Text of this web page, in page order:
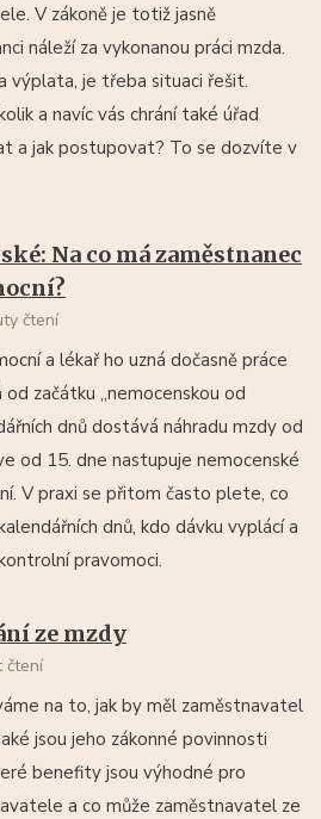
V zákoně je totiž jasně
náleží za vykonanou práci mzda.
výplata, je třeba situaci řešit.
a navíc vás chrání také úřad
a jak postupovat? To se dozvíte v
Na co má zaměstnanec
čtení
a lékař ho uzná dočasně práce
začátku „nemocenskou od
dnů dostává náhradu mzdy od
od 15. dne nastupuje nemocenské
V praxi se přitom často plete, co
dnů, kdo dávku vyplácí a
pravomoci.
ze mzdy
čtení
na to, jak by měl zaměstnavatel
jsou jeho zákonné povinnosti
benefity jsou výhodné pro
a co může zaměstnavatel ze